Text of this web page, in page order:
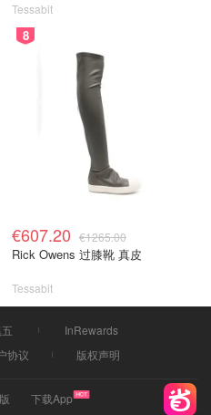
Tessabit
8
€607.20 €1265.00
Rick Owens 过膝靴 真皮
Tessabit
InRewards
协议 版权声明
下载App